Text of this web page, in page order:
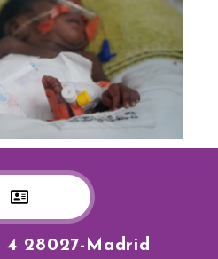
4 28027-Madrid